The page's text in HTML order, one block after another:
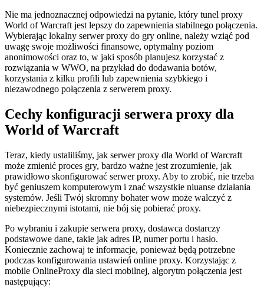
Nie ma jednoznacznej odpowiedzi na pytanie, który tunel proxy
World of Warcraft jest lepszy do zapewnienia stabilnego połączenia.
Wybierając lokalny serwer proxy do gry online, należy wziąć pod
uwagę swoje możliwości finansowe, optymalny poziom
anonimowości oraz to, w jaki sposób planujesz korzystać z
rozwiązania w WWO, na przykład do dodawania botów,
korzystania z kilku profili lub zapewnienia szybkiego i
niezawodnego połączenia z serwerem proxy.
Cechy konfiguracji serwera proxy dla
World of Warcraft
Teraz, kiedy ustaliliśmy, jak serwer proxy dla World of Warcraft
może zmienić proces gry, bardzo ważne jest zrozumienie, jak
prawidłowo skonfigurować serwer proxy. Aby to zrobić, nie trzeba
być geniuszem komputerowym i znać wszystkie niuanse działania
systemów. Jeśli Twój skromny bohater wow może walczyć z
niebezpiecznymi istotami, nie bój się pobierać proxy.
Po wybraniu i zakupie serwera proxy, dostawca dostarczy
podstawowe dane, takie jak adres IP, numer portu i hasło.
Koniecznie zachowaj te informacje, ponieważ będą potrzebne
podczas konfigurowania ustawień online proxy. Korzystając z
mobile OnlineProxy dla sieci mobilnej, algorytm połączenia jest
następujący: